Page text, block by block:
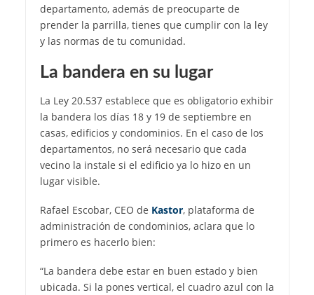
departamento, además de preocuparte de
prender la parrilla, tienes que cumplir con la ley
y las normas de tu comunidad.
La bandera en su lugar
La Ley 20.537 establece que es obligatorio exhibir
la bandera los días 18 y 19 de septiembre en
casas, edificios y condominios. En el caso de los
departamentos, no será necesario que cada
vecino la instale si el edificio ya lo hizo en un
lugar visible.
Rafael Escobar, CEO de Kastor, plataforma de
administración de condominios, aclara que lo
primero es hacerlo bien:
“La bandera debe estar en buen estado y bien
ubicada. Si la pones vertical, el cuadro azul con la